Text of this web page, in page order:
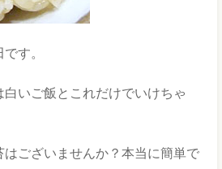
す。
いご飯とこれだけでいけちゃ
ございませんか？本当に簡単で